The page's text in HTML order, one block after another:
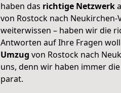
haben das richtige Netzwerk
von Rostock nach
weiterwissen – haben wir die
Antworten auf Ihre Fragen
Umzug von Rostock nach
uns, denn wir haben immer
parat.